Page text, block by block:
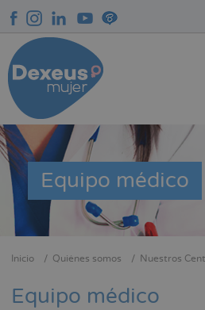
contenido
principal
Equipo médico
enlaces
Inicio Quiénes somos Nuestros
Equipo médico